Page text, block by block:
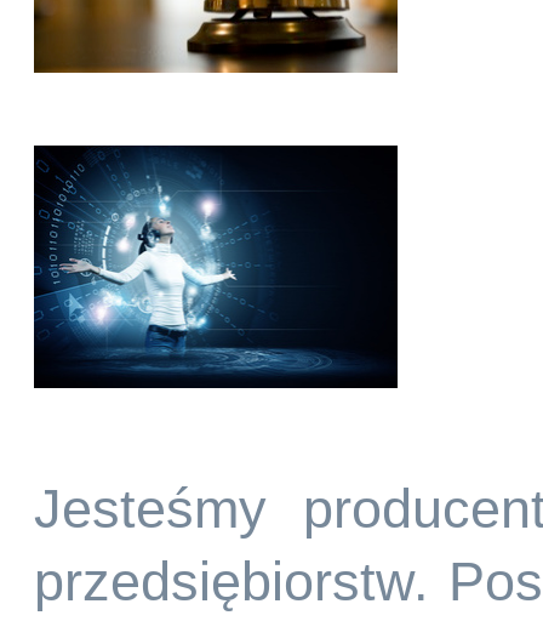
Jesteśmy
przedsiębiorstw.